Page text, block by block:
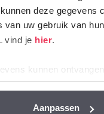
deze gegevens
uw gebruik van
vind je hier.
kunnen
Aanpassen
die worden
zijn voor een goede
van